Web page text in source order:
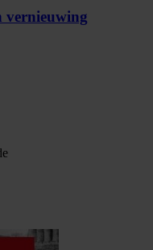
vernieuwing